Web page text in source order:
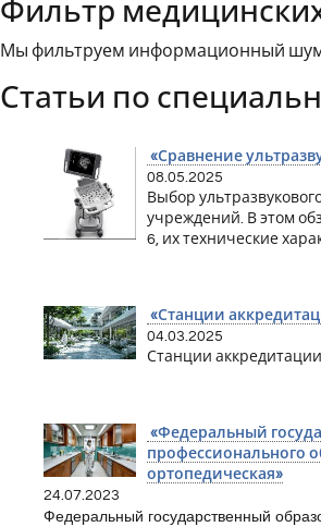
Фильтр
Мы фильтруем информационный шум
Статьи по
«Сравнение
08.05.2025
Выбор
учреждений. В этом
6, их технические
«Станции
04.03.2025
Станции
«Федеральный
профессионального
ортопедическая»
24.07.2023
Федеральный государственный